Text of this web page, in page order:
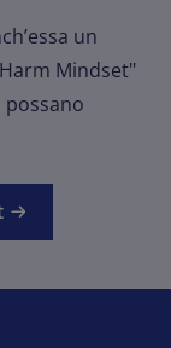
un
Mindset"